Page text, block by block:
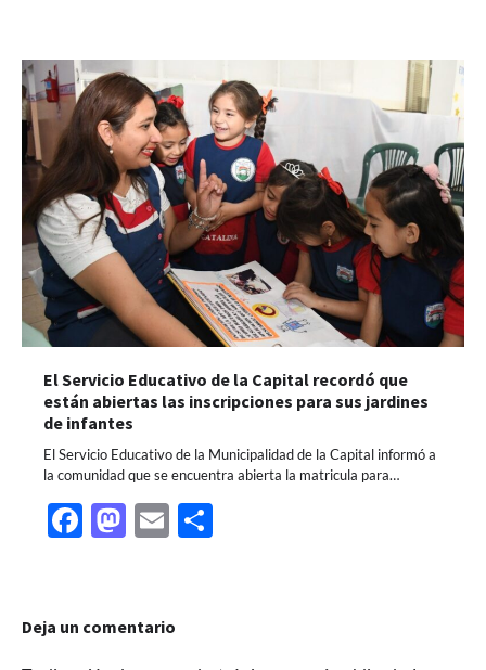
El Servicio Educativo de la Capital recordó que
están abiertas las inscripciones para sus jardines
de infantes
El Servicio Educativo de la Municipalidad de la Capital informó a
la comunidad que se encuentra abierta la matricula para…
Facebook
Mastodon
Email
Deja un comentario